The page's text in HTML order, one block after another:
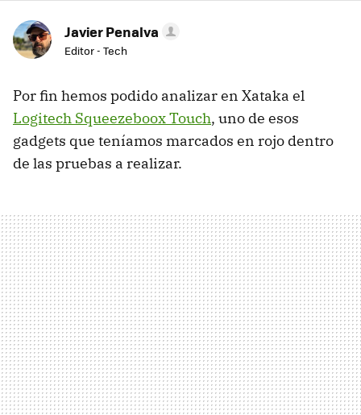
Javier Penalva
Editor - Tech
Por fin hemos podido analizar en Xataka el
Logitech Squeezeboox Touch, uno de esos
gadgets que teníamos marcados en rojo dentro
de las pruebas a realizar.